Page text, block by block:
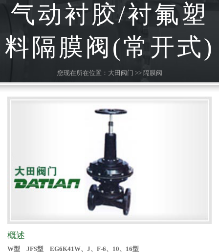
气动衬胶/衬氟塑
料隔膜阀(常开式)
您现在所在位置： 大田阀门 >> 隔膜阀
概述
W型 JFS型 EG6K41W、J、F-6、10、16型